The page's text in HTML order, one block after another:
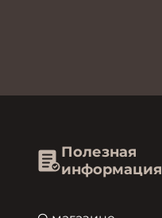
Полезная
информация